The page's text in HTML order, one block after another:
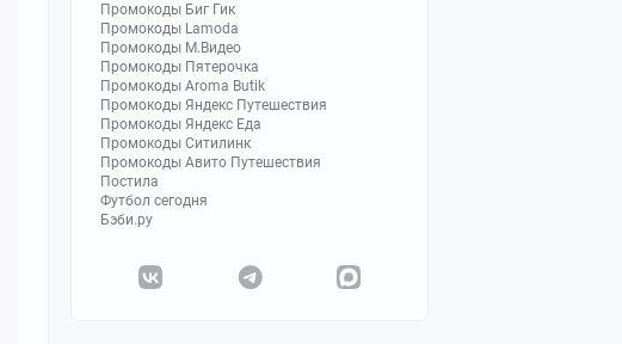
Промокоды Биг Гик
Промокоды Lamoda
Промокоды М.Видео
Промокоды Пятерочка
Промокоды Aroma Butik
Промокоды Яндекс Путешествия
Промокоды Яндекс Еда
Промокоды Ситилинк
Промокоды Авито Путешествия
Постила
Футбол сегодня
Бэби.ру